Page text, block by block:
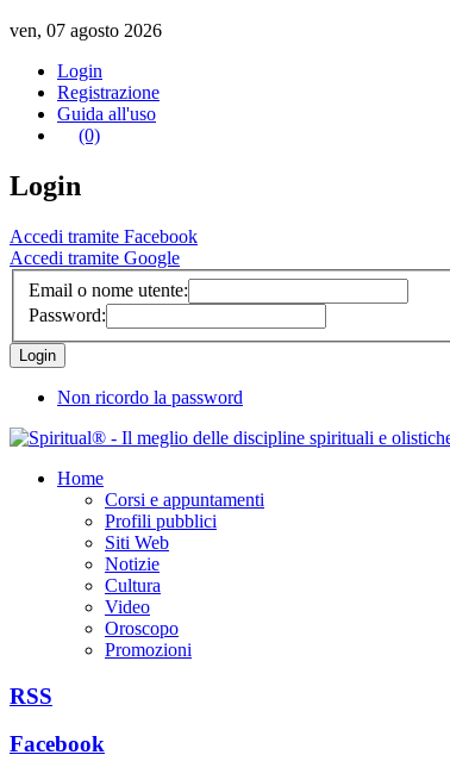
ven, 07 agosto 2026
Login
Registrazione
Guida all'uso
(0)
Login
Accedi tramite Facebook
Accedi tramite Google
Email o nome utente:
Password:
Non ricordo la password
Home
Corsi e appuntamenti
Profili pubblici
Siti Web
Notizie
Cultura
Video
Oroscopo
Promozioni
RSS
Facebook